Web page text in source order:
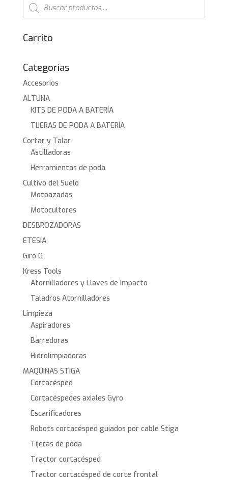
2.959,00€.2.699,00€.
de
productos
Carrito
Categorías
Accesorios
ALTUNA
KITS DE PODA A BATERÍA
TIJERAS DE PODA A BATERÍA
Cortar y Talar
Astilladoras
Herramientas de poda
Cultivo del Suelo
Motoazadas
Motocultores
DESBROZADORAS
ETESIA
Giro 0
Kress Tools
Atornilladores y Llaves de Impacto
Taladros Atornilladores
Limpieza
Aspiradores
Barredoras
Hidrolimpiadoras
MAQUINAS STIGA
Cortacésped
Cortacéspedes axiales Gyro
Escarificadores
Robots cortacésped guiados por cable Stiga
Tijeras de poda
Tractor cortacésped
Tractor cortacésped de corte frontal